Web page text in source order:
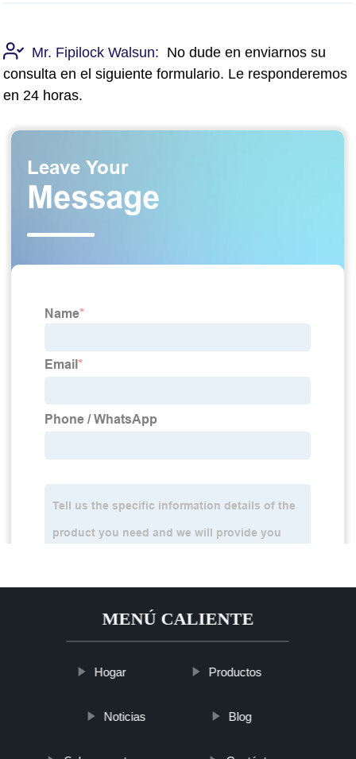
Mr. Fipilock Walsun: No dude en enviarnos su
consulta en el siguiente formulario. Le responderemos
en 24 horas.
MENÚ CALIENTE
Hogar Productos
Noticias Blog